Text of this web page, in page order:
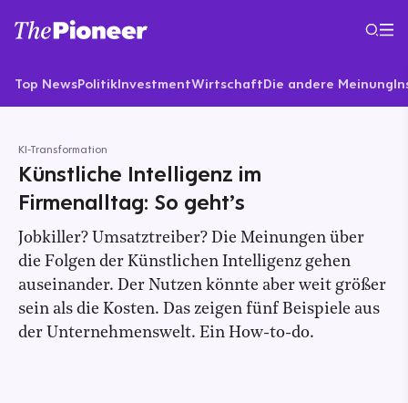
Top NewsPolitikInvestmentWirtschaftDie andere Meinung
KI-Transformation
Künstliche Intelligenz im
Firmenalltag: So geht’s
Jobkiller? Umsatztreiber? Die Meinungen über
die Folgen der Künstlichen Intelligenz gehen
auseinander. Der Nutzen könnte aber weit größer
sein als die Kosten. Das zeigen fünf Beispiele aus
der Unternehmenswelt. Ein How-to-do.